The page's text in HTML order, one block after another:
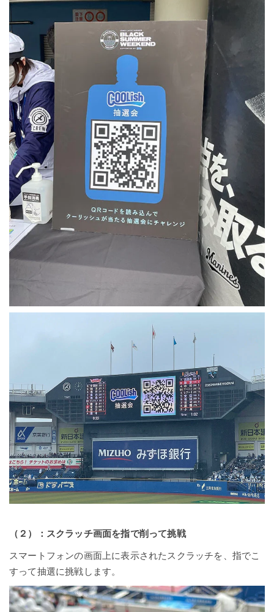
（２）：スクラッチ画面を指で削って挑戦
スマートフォンの画面上に表示されたスクラッチを、指でこ
すって抽選に挑戦します。